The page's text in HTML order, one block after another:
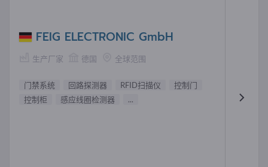
FEIG ELECTRONIC GmbH
生产厂家 德国 全球范围
门禁系统 回路探测器 RFID扫描仪
控制门
控制柜
感应线圈检测器 ...